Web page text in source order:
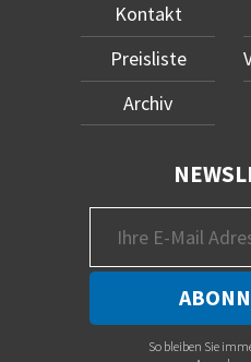
Kontakt
Preisliste
Archiv
So bleiben Sie